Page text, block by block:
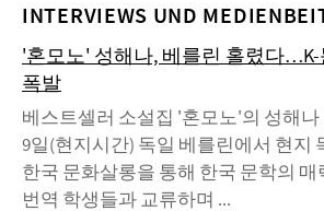
INTERVIEWS UND
'혼모노' 성해나, 베를린 홀렸다
폭발
베스트셀러 소설집 '혼모노'의 성해나
9일(현지시간) 독일 베를린에서 현지
한국 문화살롱을 통해 한국 문학의 매
번역 학생들과 교류하며 ...